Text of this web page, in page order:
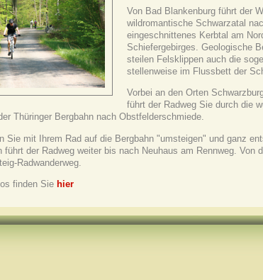
Von Bad Blankenburg führt der
wildromantische Schwarzatal
eingeschnittenes Kerbtal am
Schiefergebirges. Geologische
steilen Felsklippen auch die
stellenweise im Flussbett der
Vorbei an den Orten
führt der Radweg Sie durch die
Thüringer Bergbahn nach Obstfelderschmiede.
Sie mit Ihrem Rad auf die Bergbahn "umsteigen" und ganz
führt der Radweg weiter bis nach Neuhaus am Rennweg.
Radwanderweg.
finden Sie hier